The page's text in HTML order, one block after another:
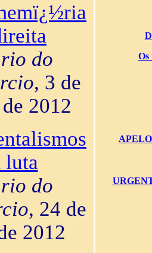
do
, 3 de
2012
luta
do
, 24 de
2012
Os